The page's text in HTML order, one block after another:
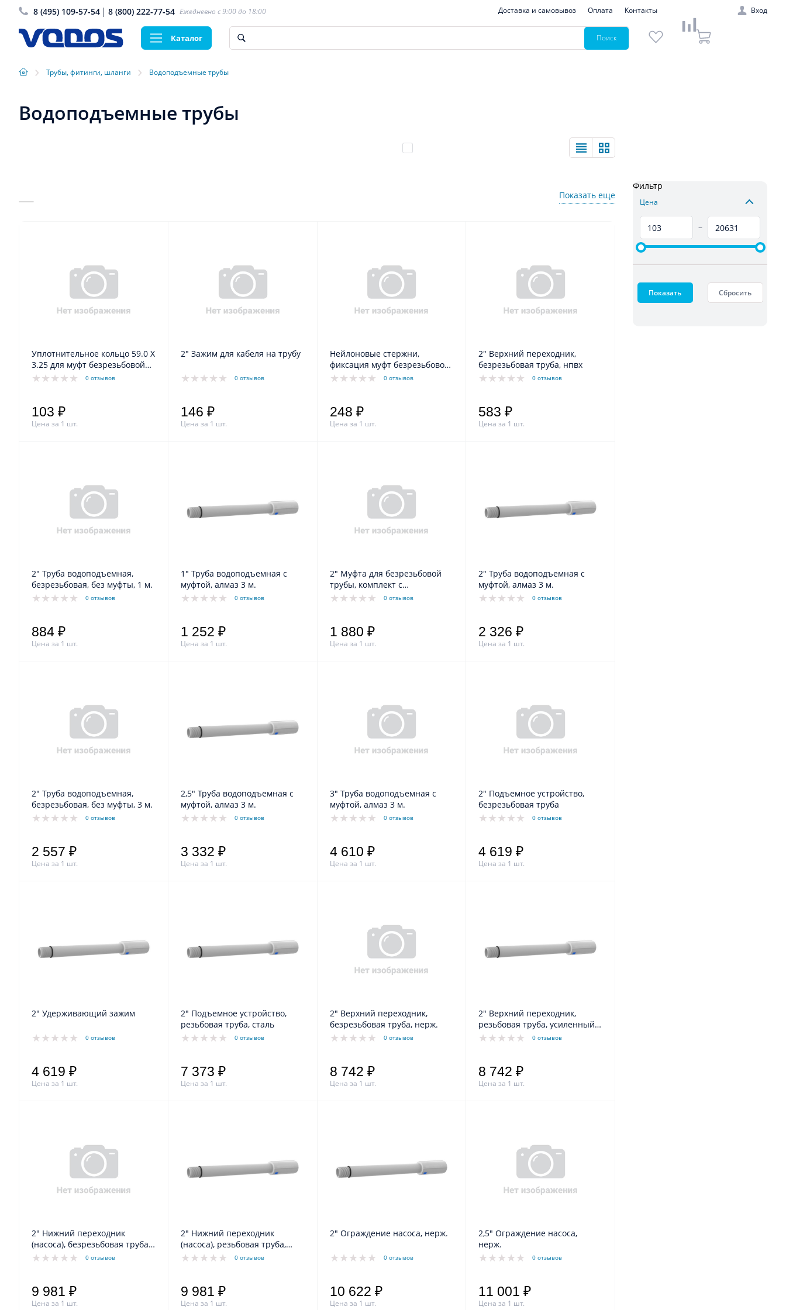
8 (495) 109-57-54 8 (800) 222-77-54 Ежедневно с 9:00 до 18:00 Доставка и самовывоз Оплата Контакты Вход
Каталог Поиск
› Трубы, фитинги, шланги › Водоподъемные трубы
Водоподъемные трубы
Показать еще
Уплотнительное кольцо 59.0 X
3.25 для муфт безрезьбовой
трубы 2"
0 отзывов
103 ₽
Цена за 1 шт.
2" Зажим для кабеля на трубу
0 отзывов
146 ₽
Цена за 1 шт.
Нейлоновые стержни,
фиксация муфт безрезьбовой
трубы 2"
0 отзывов
248 ₽
Цена за 1 шт.
2" Верхний переходник,
безрезьбовая труба, нпвх
0 отзывов
583 ₽
Цена за 1 шт.
2" Труба водоподъемная,
безрезьбовая, без муфты, 1 м.
0 отзывов
884 ₽
Цена за 1 шт.
1" Труба водоподъемная с
муфтой, алмаз 3 м.
0 отзывов
1 252 ₽
Цена за 1 шт.
2" Муфта для безрезьбовой
трубы, комплект с
нейлоновыми стержнями
0 отзывов
1 880 ₽
Цена за 1 шт.
2" Труба водоподъемная с
муфтой, алмаз 3 м.
0 отзывов
2 326 ₽
Цена за 1 шт.
2" Труба водоподъемная,
безрезьбовая, без муфты, 3 м.
0 отзывов
2 557 ₽
Цена за 1 шт.
2,5" Труба водоподъемная с
муфтой, алмаз 3 м.
0 отзывов
3 332 ₽
Цена за 1 шт.
3" Труба водоподъемная с
муфтой, алмаз 3 м.
0 отзывов
4 610 ₽
Цена за 1 шт.
2" Подъемное устройство,
безрезьбовая труба
0 отзывов
4 619 ₽
Цена за 1 шт.
2" Удерживающий зажим
0 отзывов
4 619 ₽
Цена за 1 шт.
2" Подъемное устройство,
резьбовая труба, сталь
0 отзывов
7 373 ₽
Цена за 1 шт.
2" Верхний переходник,
безрезьбовая труба, нерж.
0 отзывов
8 742 ₽
Цена за 1 шт.
2" Верхний переходник,
резьбовая труба, усиленный,
нерж.
0 отзывов
8 742 ₽
Цена за 1 шт.
2" Нижний переходник
(насоса), безрезьбовая труба,
нерж.
0 отзывов
9 981 ₽
Цена за 1 шт.
2" Нижний переходник
(насоса), резьбовая труба,
усиленный, нерж.
0 отзывов
9 981 ₽
Цена за 1 шт.
2" Ограждение насоса, нерж.
0 отзывов
10 622 ₽
Цена за 1 шт.
2,5" Ограждение насоса,
нерж.
0 отзывов
11 001 ₽
Цена за 1 шт.
Фильтр
Цена
–
Показать Сбросить